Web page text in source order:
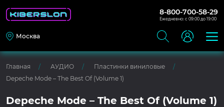
8-800-700-58-29
Ежедневно: с 09:00 до 19:00
Москва
Главная АУДИО
Пластинки виниловые
Depeche Mode – The Best Of (Volume 1)
Depeche Mode – The Best Of (Volume 1)